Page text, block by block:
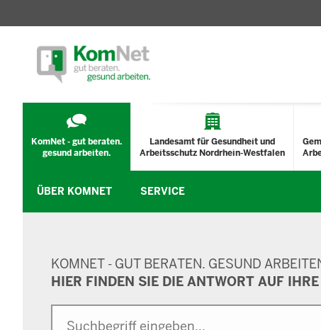
KomNet - gut beraten.
gesund arbeiten.
Landesamt für Gesundheit und
Arbeitsschutz Nordrhein-Westfalen
ÜBER KOMNET SERVICE
KOMNET - GUT BERATEN. GESUND
HIER FINDEN SIE DIE ANTWORT AUF